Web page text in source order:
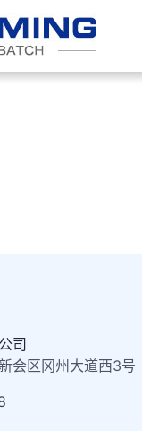
司
会区冈州大道西3号